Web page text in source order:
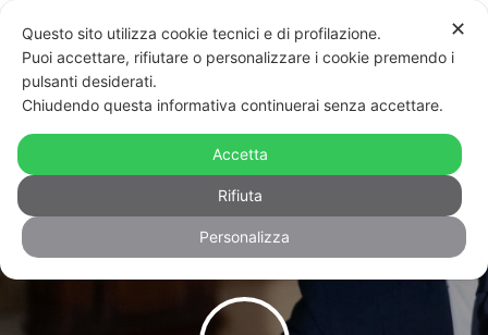
Il Governo chiarisce: “congiunti”
sono anche i fidanzati e gli “affetti
stabili”
✕
Questo sito utilizza cookie tecnici e di profilazione.
Puoi accettare, rifiutare o personalizzare i cookie premendo i
pulsanti desiderati.
Chiudendo questa informativa continuerai senza accettare.
Accetta
Rifiuta
Personalizza